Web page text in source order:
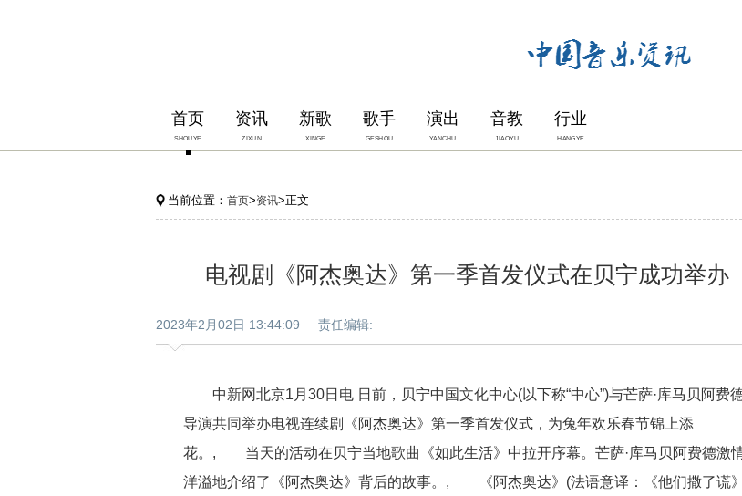
首页
SHOUYE
资讯
ZIXUN
新歌
XINGE
歌手
GESHOU
演出
YANCHU
音教
JIAOYU
行业
HANGYE
当前位置： 首页>资讯>正文
电视剧《阿杰奥达》第一季首发仪式在贝宁成功举办
2023年2月02日 13:44:09 责任编辑:
中新网北京1月30日电 日前，贝宁中国文化中心(以下称“中心”)与芒萨·库马贝阿费
导演共同举办电视连续剧《阿杰奥达》第一季首发仪式，为兔年欢乐春节锦上添
花。, 当天的活动在贝宁当地歌曲《如此生活》中拉开序幕。芒萨·库马贝阿费德激
洋溢地介绍了《阿杰奥达》背后的故事。, 《阿杰奥达》(法语意译：《他们撒了谎